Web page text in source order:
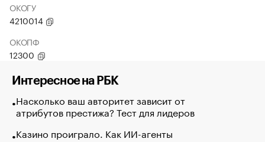
ОКОГУ
4210014
ОКОПФ
12300
Интересное на РБК
Насколько ваш авторитет зависит от
атрибутов престижа? Тест для лидеров
Казино проиграло. Как ИИ-агенты